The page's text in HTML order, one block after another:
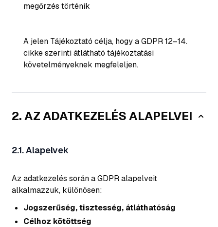
megőrzés történik
A jelen Tájékoztató célja, hogy a GDPR 12–14.
cikke szerinti átlátható tájékoztatási
követelményeknek megfeleljen.
2. AZ ADATKEZELÉS ALAPELVEI
2.1. Alapelvek
Az adatkezelés során a GDPR alapelveit
alkalmazzuk, különösen:
Jogszerűség, tisztesség, átláthatóság
Célhoz kötöttség